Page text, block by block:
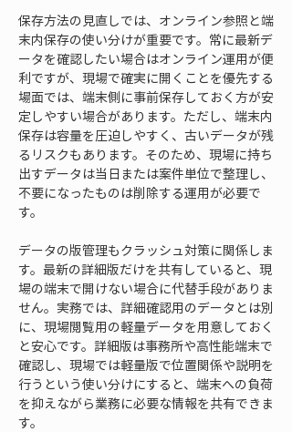
保存方法の見直しでは、オンライン参照と端
末内保存の使い分けが重要です。常に最新デ
ータを確認したい場合はオンライン運用が便
利ですが、現場で確実に開くことを優先する
場面では、端末側に事前保存しておく方が安
定しやすい場合があります。ただし、端末内
保存は容量を圧迫しやすく、古いデータが残
るリスクもあります。そのため、現場に持ち
出すデータは当日または案件単位で整理し、
不要になったものは削除する運用が必要で
す。
データの版管理もクラッシュ対策に関係しま
す。最新の詳細版だけを共有していると、現
場の端末で開けない場合に代替手段がありま
せん。実務では、詳細確認用のデータとは別
に、現場閲覧用の軽量データを用意しておく
と安心です。詳細版は事務所や高性能端末で
確認し、現場では軽量版で位置関係や説明を
行うという使い分けにすると、端末への負荷
を抑えながら業務に必要な情報を共有できま
す。